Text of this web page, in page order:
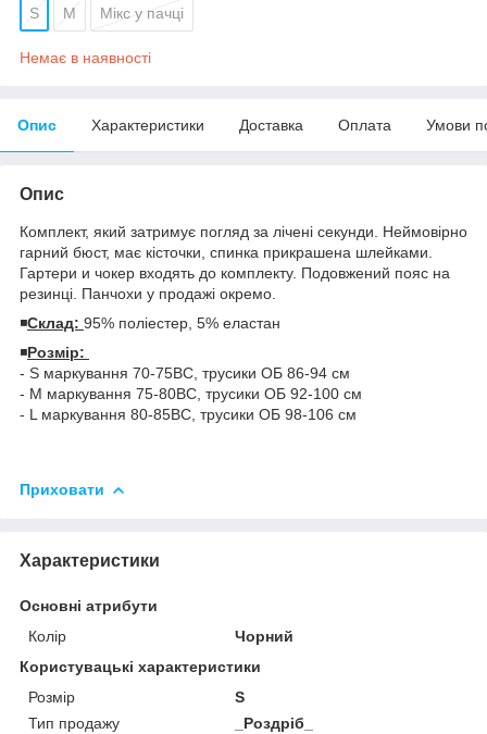
S M Мікс у пачці
Немає в наявності
Опис Характеристики Доставка Оплата Умови
Опис
Комплект, який затримує погляд за лічені секунди. Неймовірно
гарний бюст, має кісточки, спинка прикрашена шлейками.
Гартери и чокер входять до комплекту. Подовжений пояс на
резинці. Панчохи у продажі окремо.
◾️Склад: 95% поліестер, 5% еластан
◾️Розмір:
- S маркування 70-75ВС, трусики ОБ 86-94 см
- M маркування 75-80ВС, трусики ОБ 92-100 см
- L маркування 80-85BC, трусики ОБ 98-106 см
Приховати
Характеристики
Основні атрибути
Колір
Чорний
Користувацькі характеристики
Розмір
S
Тип продажу
_Роздріб_